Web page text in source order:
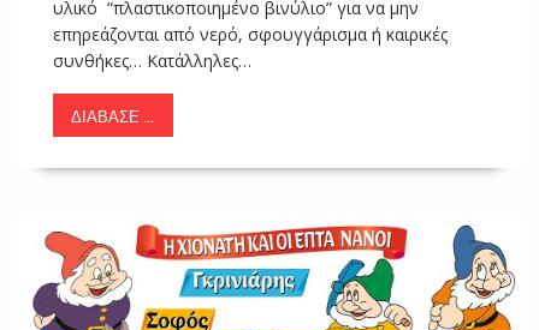
υλικό “πλαστικοποιημένο βινύλιο” για να μην
επηρεάζονται από νερό, σφουγγάρισμα ή καιρικές
συνθήκες… Κατάλληλες…
ΔΙΆΒΑΣΕ ...